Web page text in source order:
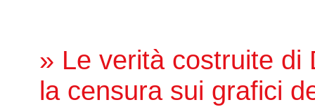
» Le verità costruite di
la censura sui grafici